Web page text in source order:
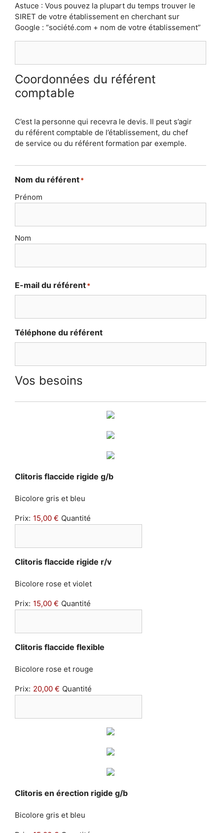
Astuce : Vous pouvez la plupart du temps trouver le
SIRET de votre établissement en cherchant sur
Google : “société.com + nom de votre établissement”
Coordonnées du référent
comptable
C’est la personne qui recevra le devis. Il peut s’agir
du référent comptable de l’établissement, du chef
de service ou du référent formation par exemple.
Nom du référent*
Prénom
Nom
E-mail du référent*
Téléphone du référent
Vos besoins
Clitoris flaccide rigide g/bQuantité
Bicolore gris et bleu
Prix: 15,00 € Quantité
Clitoris flaccide rigide r/vQuantité
Bicolore rose et violet
Prix: 15,00 € Quantité
Clitoris flaccide flexible
Bicolore rose et rouge
Prix: 20,00 € Quantité
Clitoris en érection rigide g/bQuantité
Bicolore gris et bleu